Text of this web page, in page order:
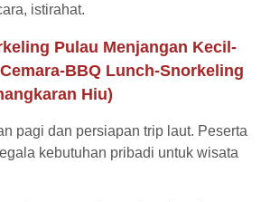
istirahat.
Pulau Menjangan Kecil-
BBQ Lunch-Snorkeling
Hiu)
pagi dan persiapan trip laut. Peserta
kebutuhan pribadi untuk wisata